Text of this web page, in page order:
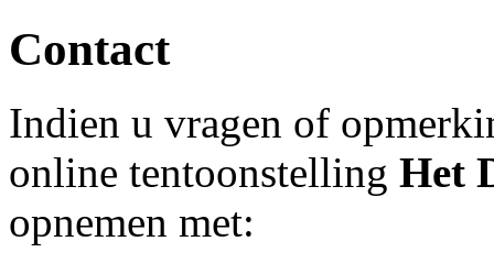
Contact
Indien u vragen of
online tentoonstelling Het
opnemen met: